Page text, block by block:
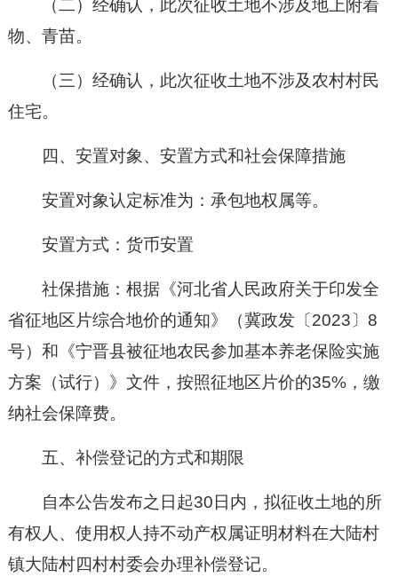
（二）经确认，此次征收土地不涉及地上附着
物、青苗。
（三）经确认，此次征收土地不涉及农村村民
住宅。
四、安置对象、安置方式和社会保障措施
安置对象认定标准为：承包地权属等。
安置方式：货币安置
社保措施：根据《河北省人民政府关于印发全
省征地区片综合地价的通知》（冀政发〔2023 〕 8
号）和《宁晋县被征地农民参加基本养老保险实施
方案（试行）》文件，按照征地区片价的35%，缴
纳社会保障费。
五、补偿登记的方式和期限
自本公告发布之日起30日内，拟征收土地的所
有权人、使用权人持不动产权属证明材料在大陆村
镇大陆村四村村委会办理补偿登记。